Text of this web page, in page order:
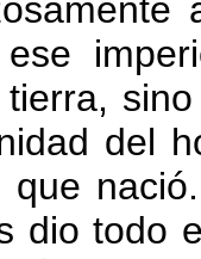
del
que
dio todo